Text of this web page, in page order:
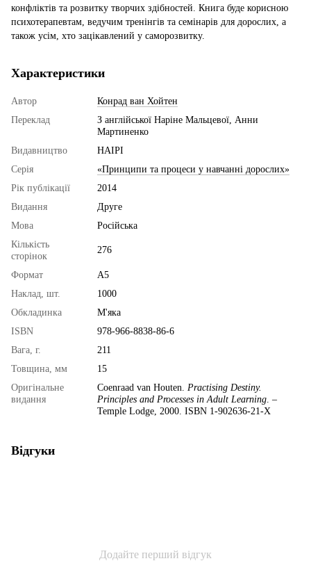
конфліктів та розвитку творчих здібностей. Книга буде корисною
психотерапевтам, ведучим тренінгів та семінарів для дорослих, а
також усім, хто зацікавлений у саморозвитку.
Характеристики
Автор
Конрад ван Хойтен
Переклад
З англійської Наріне Мальцевої, Анни
Мартиненко
Видавництво
НАІРІ
Серія
«Принципи та процеси у навчанні дорослих»
Рік публікації
2014
Видання
Друге
Мова
Російська
Кількість
сторінок
276
Формат
А5
Наклад, шт.
1000
Обкладинка
М'яка
ISBN
978-966-8838-86-6
Вага, г.
211
Товщина, мм
15
Оригінальне
видання
Coenraad van Houten. Practising Destiny.
Principles and Processes in Adult Learning . –
Temple Lodge, 2000. ISBN 1-902636-21-X
Відгуки
Додайте перший відгук